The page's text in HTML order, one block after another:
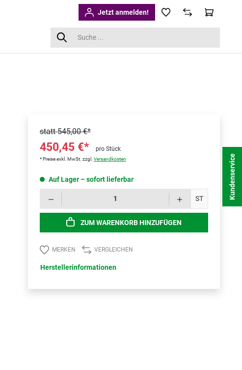
Jetzt anmelden!
statt545,00 €*
450,45 €* pro Stück
* Preise exkl. MwSt. zzgl. Versandkosten
Auf Lager – sofort lieferbar
ST
ZUM WARENKORB HINZUFÜGEN
MERKEN VERGLEICHEN
Herstellerinformationen
Kundenservice